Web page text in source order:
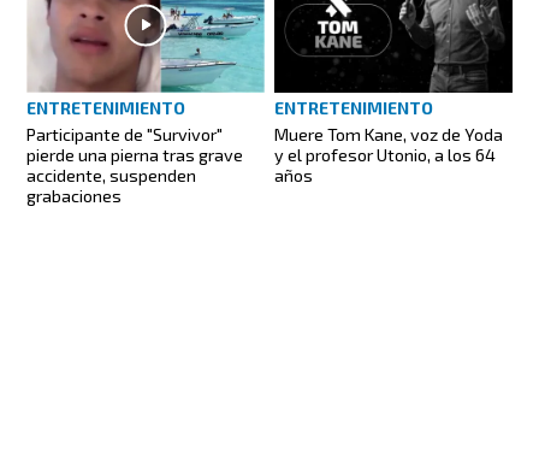
ENTRETENIMIENTO
Participante de "Survivor"
pierde una pierna tras grave
accidente, suspenden
grabaciones
ENTRETENIMIENTO
Muere Tom Kane, voz de Yoda
y el profesor Utonio, a los 64
años